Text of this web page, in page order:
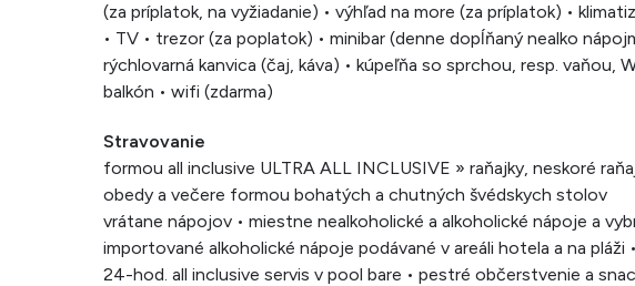
(za príplatok, na vyžiadanie) • výhľad na more (za príplatok) •
• TV • trezor (za poplatok) • minibar (denne dopĺňaný nealko
rýchlovarná kanvica (čaj, káva) • kúpeľňa so sprchou, resp. vaňou,
balkón • wifi (zdarma)
Stravovanie
formou all inclusive ULTRA ALL INCLUSIVE » raňajky, neskoré
obedy a večere formou bohatých a chutných švédskych stolov
vrátane nápojov • miestne nealkoholické a alkoholické nápoje a
importované alkoholické nápoje podávané v areáli hotela a na pláži •
24-hod. all inclusive servis v pool bare • pestré občerstvenie a